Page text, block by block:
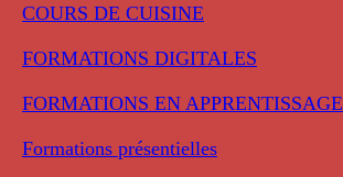
COURS DE CUISINE
FORMATIONS DIGITALES
FORMATIONS EN APPRENTISSAGE
Formations présentielles